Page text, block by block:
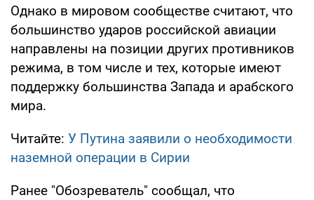
Однако в мировом сообществе считают, что
большинство ударов российской авиации
направлены на позиции других противников
режима, в том числе и тех, которые имеют
поддержку большинства Запада и арабского
мира.
Читайте: У Путина заявили о необходимости
наземной операции в Сирии
Ранее "Обозреватель" сообщал, что